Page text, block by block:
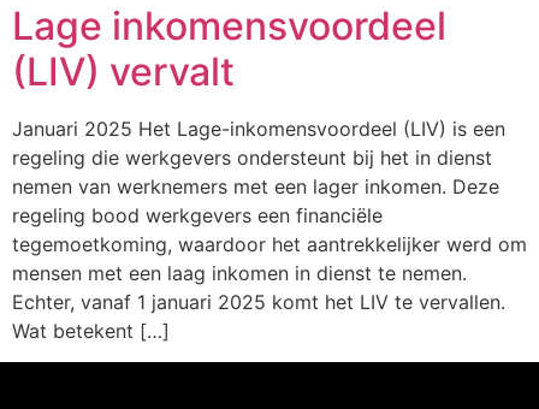
Lage inkomensvoordeel
(LIV) vervalt
Januari 2025 Het Lage-inkomensvoordeel (LIV) is een
regeling die werkgevers ondersteunt bij het in dienst
nemen van werknemers met een lager inkomen. Deze
regeling bood werkgevers een financiële
tegemoetkoming, waardoor het aantrekkelijker werd om
mensen met een laag inkomen in dienst te nemen.
Echter, vanaf 1 januari 2025 komt het LIV te vervallen.
Wat betekent […]